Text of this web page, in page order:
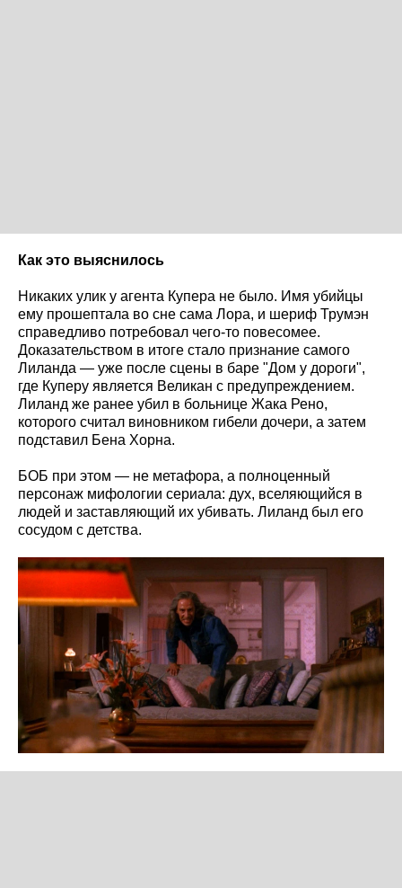
Как это выяснилось
Никаких улик у агента Купера не было. Имя убийцы
ему прошептала во сне сама Лора, и шериф Трумэн
справедливо потребовал чего-то повесомее.
Доказательством в итоге стало признание самого
Лиланда — уже после сцены в баре "Дом у дороги",
где Куперу является Великан с предупреждением.
Лиланд же ранее убил в больнице Жака Рено,
которого считал виновником гибели дочери, а затем
подставил Бена Хорна.
БОБ при этом — не метафора, а полноценный
персонаж мифологии сериала: дух, вселяющийся в
людей и заставляющий их убивать. Лиланд был его
сосудом с детства.